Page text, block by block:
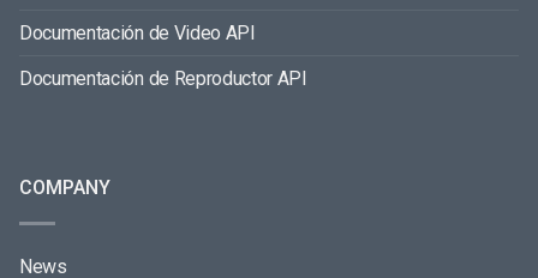
Documentación de Video API
Documentación de Reproductor API
COMPANY
News